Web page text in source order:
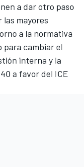
a dar otro paso
mayores
a la normativa
para cambiar el
interna y la
a favor del ICE